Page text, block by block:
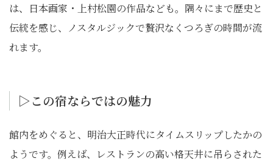
は、日本画家・上村松園の作品なども。隅々にまで歴史と
伝統を感じ、ノスタルジックで贅沢なくつろぎの時間が流
れます。
▷この宿ならではの魅⼒
館内をめぐると、明治大正時代にタイムスリップしたかの
ようです。例えば、レストランの高い格天井に吊らされた